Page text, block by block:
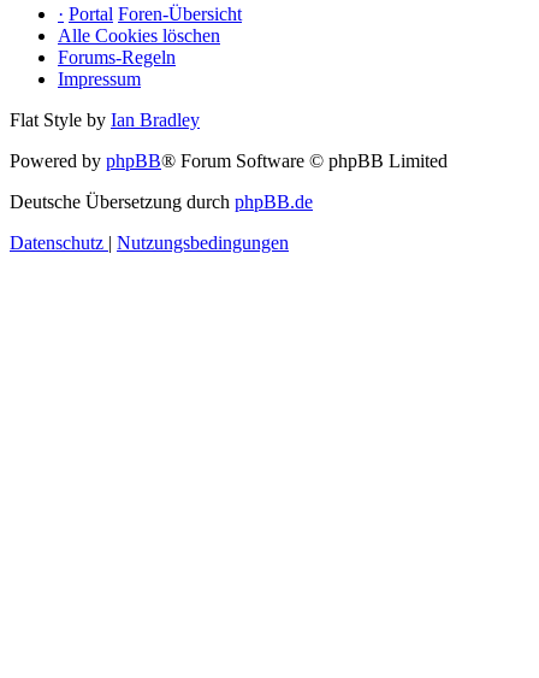
· Portal Foren-Übersicht
Alle Cookies löschen
Forums-Regeln
Impressum
Flat Style by Ian Bradley
Powered by phpBB® Forum Software © phpBB Limited
Deutsche Übersetzung durch phpBB.de
Datenschutz | Nutzungsbedingungen